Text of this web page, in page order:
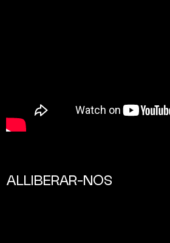
ALLIBERAR-NOS